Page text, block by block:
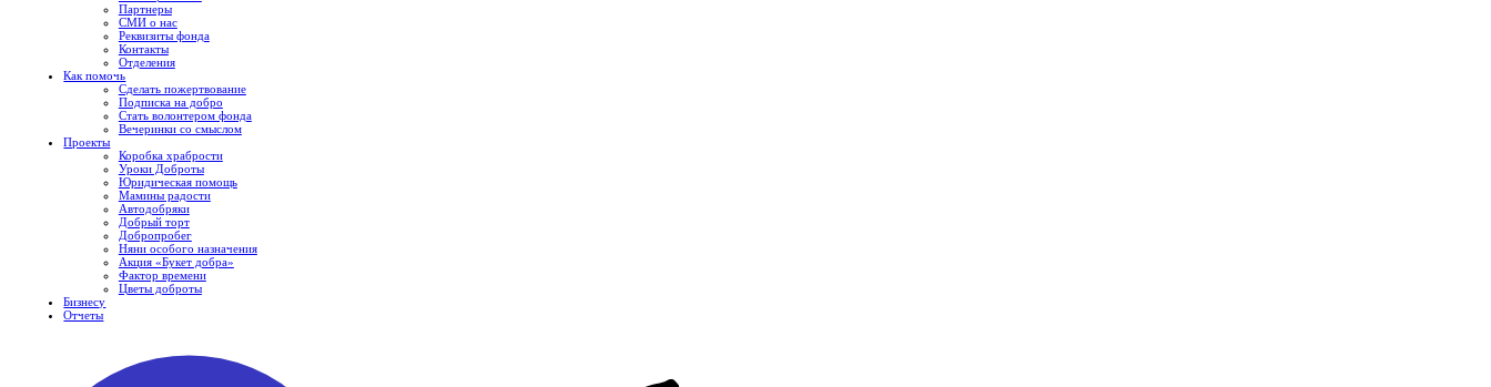
Партнеры
СМИ о нас
Реквизиты фонда
Контакты
Отделения
Как помочь
Сделать пожертвование
Подписка на добро
Стать волонтером фонда
Вечеринки со смыслом
Проекты
Коробка храбрости
Уроки Доброты
Юридическая помощь
Мамины радости
Автодобряки
Добрый торт
Добропробег
Няни особого назначения
Акция «Букет добра»
Фактор времени
Цветы доброты
Бизнесу
Отчеты